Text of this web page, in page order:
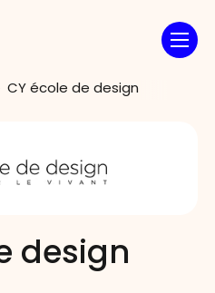
CY école de design
design